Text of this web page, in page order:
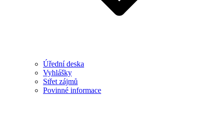
Úřední deska
Vyhlášky
Střet zájmů
Povinné informace